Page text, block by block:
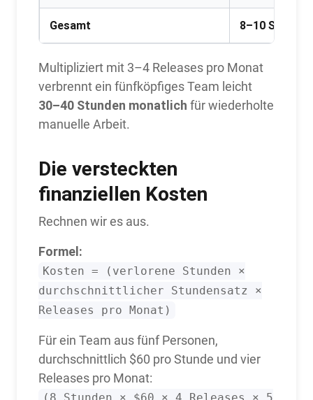
Gesamt 8–10 Stunden
Multipliziert mit 3–4 Releases pro Monat
verbrennt ein fünfköpfiges Team leicht
30–40 Stunden monatlich für wiederholte
manuelle Arbeit.
Die versteckten
finanziellen Kosten
Rechnen wir es aus.
Formel:
Kosten = (verlorene Stunden ×
durchschnittlicher Stundensatz ×
Releases pro Monat)
Für ein Team aus fünf Personen,
durchschnittlich $60 pro Stunde und vier
Releases pro Monat: